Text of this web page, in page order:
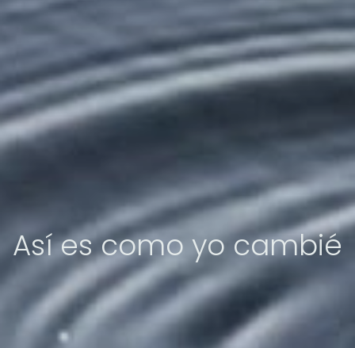
Así es como yo cambié